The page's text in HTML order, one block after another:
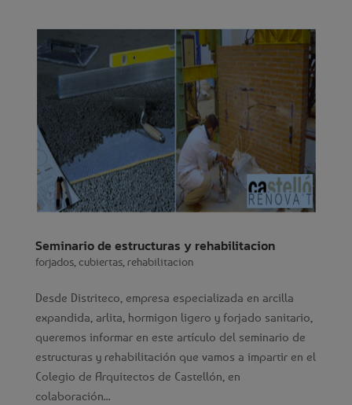
Seminario de estructuras y rehabilitacion
forjados, cubiertas, rehabilitacion
Desde Distriteco, empresa especializada en arcilla
expandida, arlita, hormigon ligero y forjado sanitario,
queremos informar en este artículo del seminario de
estructuras y rehabilitación que vamos a impartir en el
Colegio de Arquitectos de Castellón, en
colaboración...